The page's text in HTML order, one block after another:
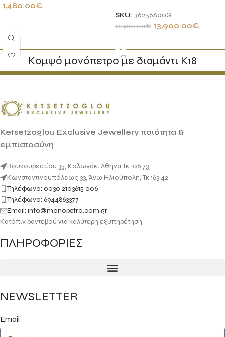
1,480.00€
SKU: 36256A00G
14,900.00€ 13,900.00€
Κομψό μονόπετρο με διαμάντι Κ18
Ketsetzoglou Exclusive Jewellery ποιότητα &
εμπιστοσύνη
Βουκουρεστίου 35, Κολωνάκι Αθήνα Τκ 106 73
Κωνσταντινουπόλεως 33, Άνω Ηλιούπολη, Τκ 163 42
Τηλέφωνο: 0030 2103615 006
Τηλέφωνο: 6944863377
Email: info@monopetro.com.gr
Κατόπιν ραντεβού για καλύτερη εξυπηρέτηση
ΠΛΗΡΟΦΟΡΙΕΣ
NEWSLETTER
Email